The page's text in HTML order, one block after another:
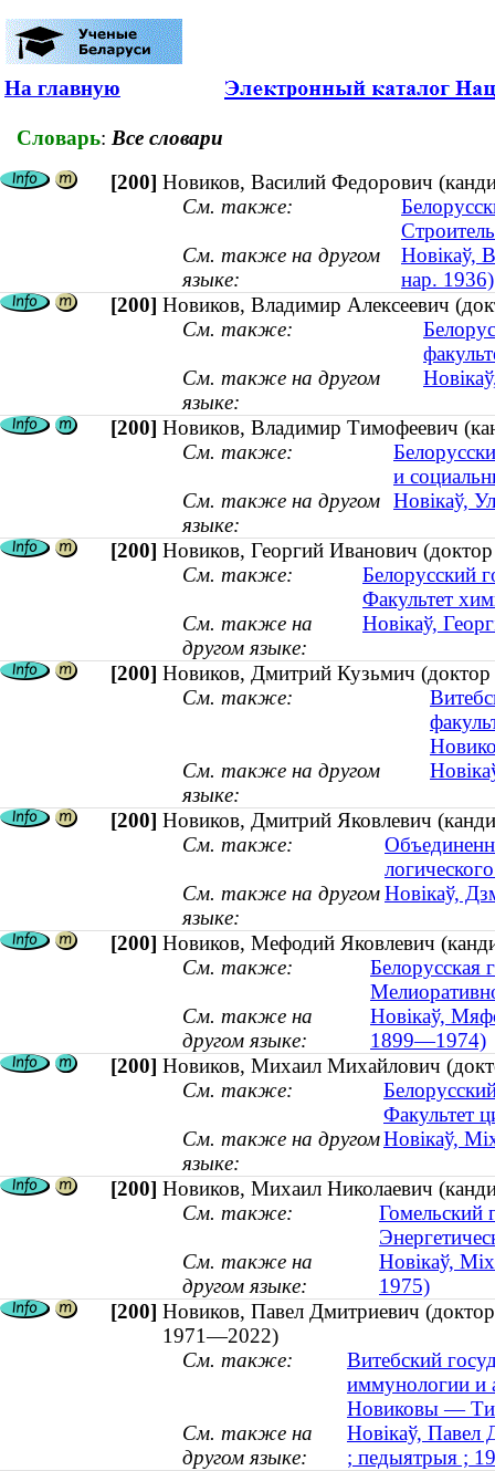
На главную
Словарь: Все словари
[200] Новиков, Василий Федорович
См. также:
См. также на другом
языке:
Новікаў,
нар. 1936)
[200] Новиков, Владимир Алексеевич
См. также:
См. также на другом
языке:
[200] Новиков, Владимир Тимофеевич
См. также:
и
См. также на другом
языке:
Новікаў,
[200] Новиков, Георгий Иванович
См. также:
Белорусский
Факультет
См. также на
другом языке:
Новікаў,
[200] Новиков, Дмитрий Кузьмич
См. также:
См. также на другом
языке:
[200] Новиков, Дмитрий Яковлевич
См. также:
См. также на другом
языке:
Новікаў,
[200] Новиков, Мефодий Яковлевич
См. также:
Белорусская
См. также на
другом языке:
Новікаў,
1899—1974)
[200] Новиков, Михаил Михайлович
См. также:
Факультет
См. также на другом
языке:
Новікаў,
[200] Новиков, Михаил Николаевич
См. также:
Гомельский
См. также на
другом языке:
Новікаў,
1975)
[200] Новиков, Павел Дмитриевич
1971—2022)
См. также:
Витебский
иммунологии и
Новиковы —
См. также на
другом языке:
Новікаў, Павел
; педыятрыя ;